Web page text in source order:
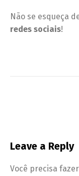
Não se esqueça
redes sociais!
Leave a Reply
Você precisa